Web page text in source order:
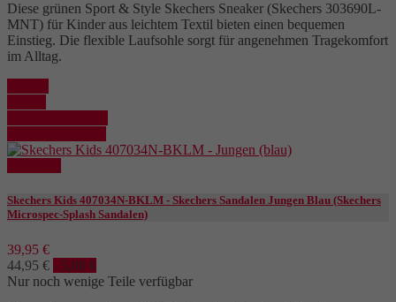
Diese grünen Sport & Style Skechers Sneaker (Skechers 303690L-
MNT) für Kinder aus leichtem Textil bieten einen bequemen
Einstieg. Die flexible Laufsohle sorgt für angenehmen Tragekomfort
im Alltag.
Skechers Kids 407034N-BKLM - Skechers Sandalen Jungen Blau (Skechers
Microspec-Splash Sandalen)
39,95 €
44,95 € - 5,00 €
Nur noch wenige Teile verfügbar